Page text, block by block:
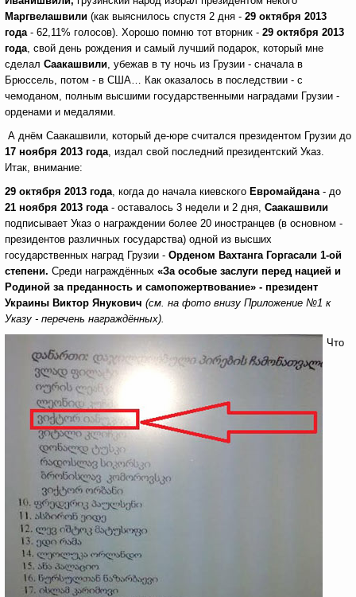
Маргвелашвили (как выяснилось спустя 2 дня - 29 октября 2013
года - 62,11% голосов). Хорошо помню тот вторник - 29 октября 2013
года, свой день рождения и самый лучший подарок, который мне
сделал Саакашвили, убежав в ту ночь из Грузии - сначала в
Брюссель, потом - в США… Как оказалось в последствии - с
чемоданом, полным высшими государственными наградами Грузии -
орденами и медалями.
А днём Саакашвили, который де-юре считался президентом Грузии до
17 ноября 2013 года, издал свой последний президентский Указ.
Итак, внимание:
29 октября 2013 года, когда до начала киевского Евромайдана- до
21 ноября 2013 года- оставалось 3 недели и 2 дня, Саакашвили
подписывает Указ о награждении более 20 иностранцев (в основном -
президентов различных государства) одной из высших
государственных наград Грузии - Орденом Вахтанга Горгасали 1-ой
степени. Среди награждённых «За особые заслуги перед нацией и
Родиной за преданность и самопожертвование» - президент
Украины Виктор Янукович (см. на фото внизу Приложение №1 к
Указу - перечень награждённых).
Что